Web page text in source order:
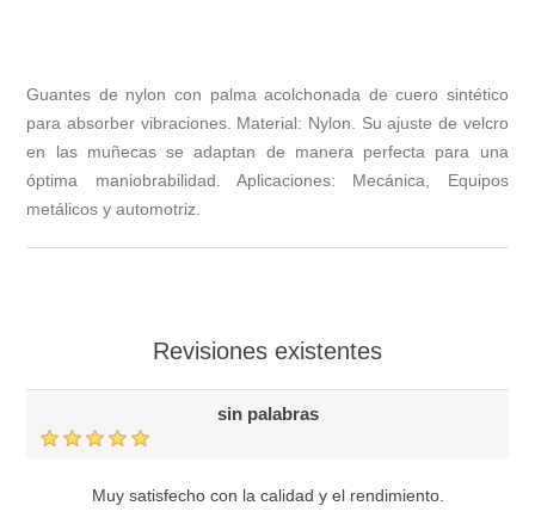
Guantes de nylon con palma acolchonada de cuero sintético
para absorber vibraciones. Material: Nylon. Su ajuste de velcro
en las muñecas se adaptan de manera perfecta para una
óptima maniobrabilidad. Aplicaciones: Mecánica, Equipos
metálicos y automotriz.
Revisiones existentes
sin palabras
Muy satisfecho con la calidad y el rendimiento.